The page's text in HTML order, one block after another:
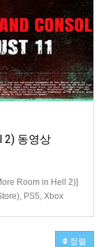
2) 동영상
Room in Hell 2)]
PS5, Xbox
정렬